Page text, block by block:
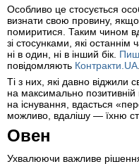
Особливо це стосується
визнати свою провину,
помиритися. Таким чином
зі стосунками, які
ні в один, ні в інший бік.
повідомляють Контракти.UA.
Ті з них, які давно віджили
на максимально
на існування, вдасться
можливо, вдалішу — їхню
Овен
Ухвалюючи важливе